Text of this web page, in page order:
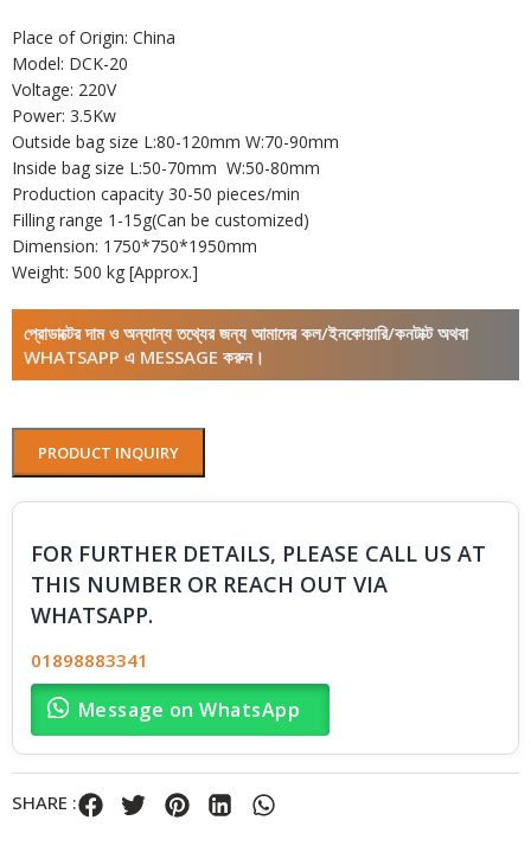
Place of Origin: China
Model: DCK-20
Voltage: 220V
Power: 3.5Kw
Outside bag size L:80-120mm W:70-90mm
Inside bag size L:50-70mm W:50-80mm
Production capacity 30-50 pieces/min
Filling range 1-15g(Can be customized)
Dimension: 1750*750*1950mm
Weight: 500 kg [Approx.]
প্রোডাক্টের দাম ও অন্যান্য তথ্যের জন্য আমাদের কল/ইনকোয়ারি/কনটাক্ট অথবা
WHATSAPP এ MESSAGE করুন।
PRODUCT INQUIRY
FOR FURTHER DETAILS, PLEASE CALL US AT
THIS NUMBER OR REACH OUT VIA
WHATSAPP.
01898883341
Message on WhatsApp
SHARE :